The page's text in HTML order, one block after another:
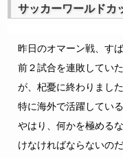
サッカーワールド
昨日のオマーン戦、す
前２試合を連敗してい
が、杞憂に終わりました
特に海外で活躍してい
やはり、何かを極める
けなければならないの